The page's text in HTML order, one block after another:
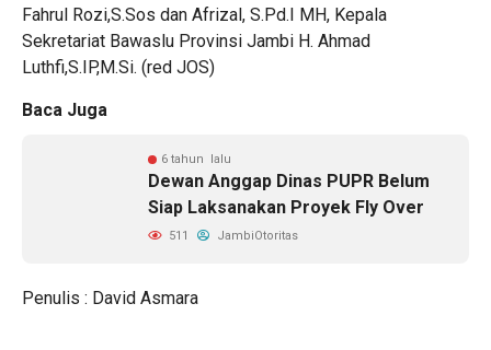
Fahrul Rozi,S.Sos dan Afrizal, S.Pd.I MH, Kepala
Sekretariat Bawaslu Provinsi Jambi H. Ahmad
Luthfi,S.IP,M.Si. (red JOS)
Baca Juga
6 tahun lalu
Dewan Anggap Dinas PUPR Belum
Siap Laksanakan Proyek Fly Over
511 JambiOtoritas
Penulis : David Asmara